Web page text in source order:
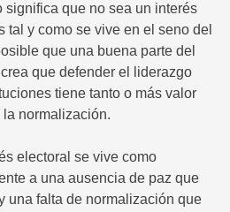
significa que no sea un interés
tal y como se vive en el seno del
que una buena parte del
que defender el liderazgo
tiene tanto o más valor
normalización.
electoral se vive como
a una ausencia de paz que
una falta de normalización que